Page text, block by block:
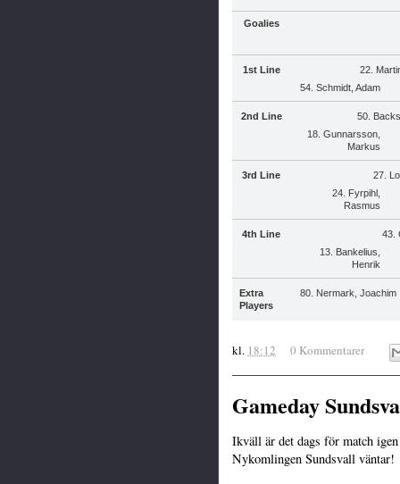
Goalies
1st Line
22.
54. Schmidt, Adam
2nd Line
50.
18. Gunnarsson,
Markus
3rd Line
27.
24. Fyrpihl,
Rasmus
4th Line
43.
13. Bankelius,
Henrik
Extra
Players
80. Nermark, Joachim
kl. 18:12 0 Kommentarer
Gameday
Ikväll är det dags för match igen
Nykomlingen Sundsvall väntar!